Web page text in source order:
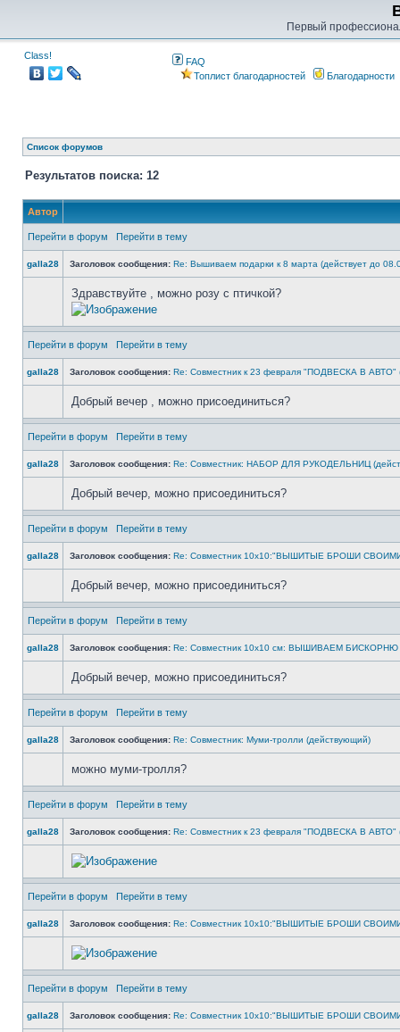
Первый
Class!
FAQ
Топлист благодарностей
Благодарности
Список форумов
Результатов поиска: 12
Автор
Перейти в форум Перейти в тему
galla28 Заголовок сообщения: Re: Вышиваем подарки к 8 марта (действует до
Здравствуйте , можно розу с птичкой?
Перейти в форум Перейти в тему
galla28 Заголовок сообщения: Re: Совместник к 23 февраля "ПОДВЕСКА В АВТО"
Добрый вечер , можно присоединиться?
Перейти в форум Перейти в тему
galla28 Заголовок сообщения: Re: Совместник: НАБОР ДЛЯ РУКОДЕЛЬНИЦ
Добрый вечер, можно присоединиться?
Перейти в форум Перейти в тему
galla28 Заголовок сообщения: Re: Совместник 10х10:"ВЫШИТЫЕ БРОШИ
Добрый вечер, можно присоединиться?
Перейти в форум Перейти в тему
galla28 Заголовок сообщения: Re: Совместник 10х10 см: ВЫШИВАЕМ БИСКОРНЮ
Добрый вечер, можно присоединиться?
Перейти в форум Перейти в тему
galla28 Заголовок сообщения: Re: Совместник: Муми-тролли (действующий)
можно муми-тролля?
Перейти в форум Перейти в тему
galla28 Заголовок сообщения: Re: Совместник к 23 февраля "ПОДВЕСКА В АВТО"
Перейти в форум Перейти в тему
galla28 Заголовок сообщения: Re: Совместник 10х10:"ВЫШИТЫЕ БРОШИ
Перейти в форум Перейти в тему
galla28 Заголовок сообщения: Re: Совместник 10х10:"ВЫШИТЫЕ БРОШИ